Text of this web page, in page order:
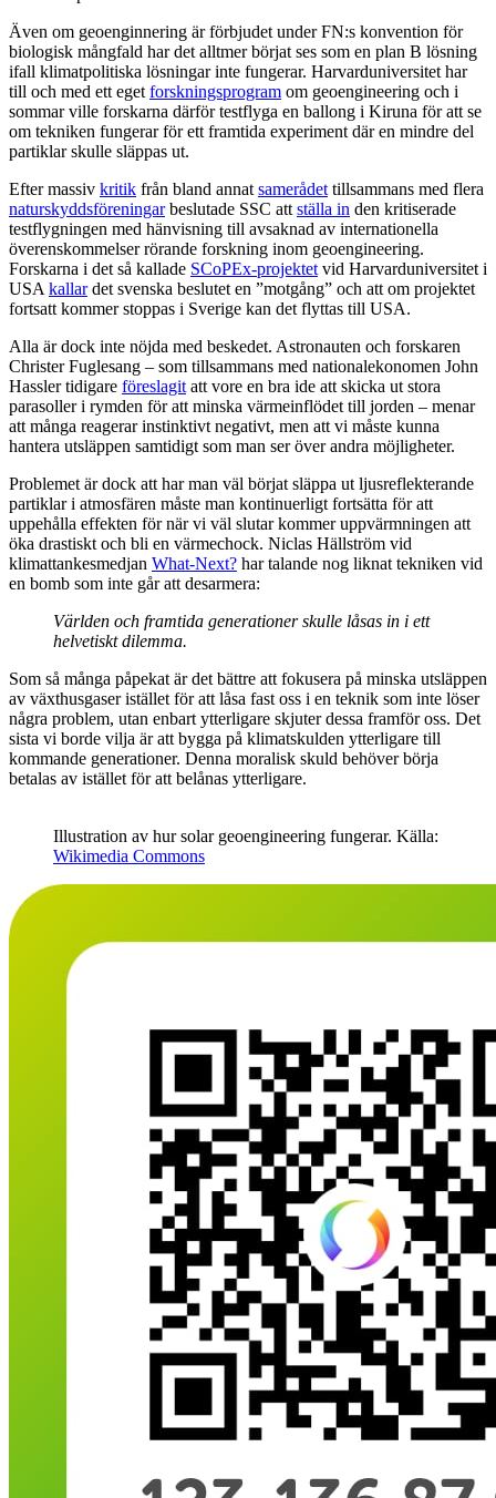
Även om geoenginnering är förbjudet under FN:s konvention för
biologisk mångfald har det alltmer börjat ses som en plan B lösning
ifall klimatpolitiska lösningar inte fungerar. Harvarduniversitet har
till och med ett eget forskningsprogram om geoengineering och i
sommar ville forskarna därför testflyga en ballong i Kiruna för att se
om tekniken fungerar för ett framtida experiment där en mindre del
partiklar skulle släppas ut.
Efter massiv kritik från bland annat samerådet tillsammans med flera
naturskyddsföreningar beslutade SSC att ställa in den kritiserade
testflygningen med hänvisning till avsaknad av internationella
överenskommelser rörande forskning inom geoengineering.
Forskarna i det så kallade SCoPEx-projektet vid Harvarduniversitet i
USA kallardet svenska beslutet en ”motgång” och att om projektet
fortsatt kommer stoppas i Sverige kan det flyttas till USA.
Alla är dock inte nöjda med beskedet. Astronauten och forskaren
Christer Fuglesang – som tillsammans med national­ekonomen John
Hassler tidigare föreslagit att vore en bra ide att skicka ut stora
parasoller i rymden för att minska värmeinflödet till jorden – menar
att många reagerar instinktivt negativt, men att vi måste kunna
hantera utsläppen samtidigt som man ser över andra möjligheter.
Problemet är dock att har man väl börjat släppa ut ljusreflekterande
partiklar i atmosfären måste man kontinuerligt fortsätta för att
uppehålla effekten för när vi väl slutar kommer uppvärmningen att
öka drastiskt och bli en värmechock. Niclas Hällström vid
klimattankesmedjan What-Next? har talande nog liknat tekniken vid
en bomb som inte går att desarmera:
Världen och framtida generationer skulle låsas in i ett
helvetiskt dilemma.
Som så många påpekat är det bättre att fokusera på minska utsläppen
av växthusgaser istället för att låsa fast oss i en teknik som inte löser
några problem, utan enbart ytterligare skjuter dessa framför oss. Det
sista vi borde vilja är att bygga på klimatskulden ytterligare till
kommande generationer. Denna moralisk skuld behöver börja
betalas av istället för att belånas ytterligare.
Illustration av hur solar geoengineering fungerar. Källa:
Wikimedia Commons